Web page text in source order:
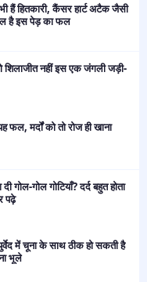
हितकारी, कैंसर हार्ट अटैक जैसी
है इस पेड़ का फल
शिलाजीत नहीं इस एक जंगली जड़ी-
फल, मर्दों को तो रोज ही खाना
गोल-गोल गोटियाँ? दर्द बहुत होता
पढ़े
में चूना के साथ ठीक हो सकती है
भूले